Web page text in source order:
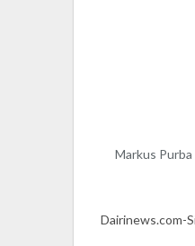
Markus
Dairinews.com-